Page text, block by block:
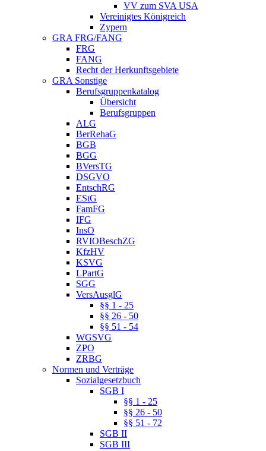
VV zum SVA USA
Vereinigtes Königreich
Zypern
GRA FRG/FANG
FRG
FANG
Recht der Herkunftsgebiete
GRA Sonstige
Berufsgruppenkatalog
Übersicht
Berufsgruppen
ALG
BerRehaG
BGB
BGG
BVersTG
DSGVO
EntschRG
EStG
FamFG
IFG
InsO
RVIOBeschZG
KfzHV
KSVG
LPartG
SGG
VersAusglG
§§ 1 - 25
§§ 26 - 50
§§ 51 - 54
WGSVG
ZPO
ZRBG
Normen und Verträge
Sozialgesetzbuch
SGB I
§§ 1 - 25
§§ 26 - 50
§§ 51 - 72
SGB II
SGB III